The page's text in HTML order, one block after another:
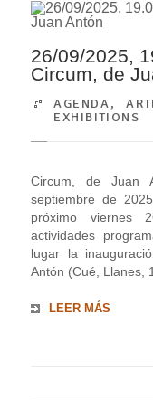
26/09/2025,
Circum, de
AGENDA,
EXHIBITIONS
Circum, de Juan
septiembre de
próximo viernes
actividades
lugar la
Antón (Cué, Llanes,
LEER MÁS